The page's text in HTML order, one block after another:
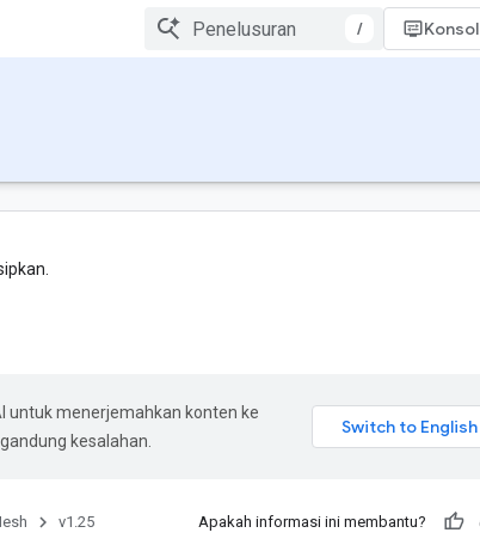
/ Konsol
untuk menerjemahkan konten ke
kesalahan.
v1.25
Apakah informasi ini membantu?